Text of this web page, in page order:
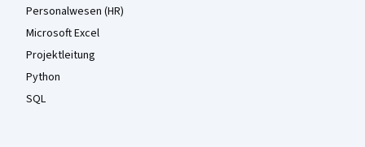
Personalwesen (HR)
Microsoft Excel
Projektleitung
Python
SQL